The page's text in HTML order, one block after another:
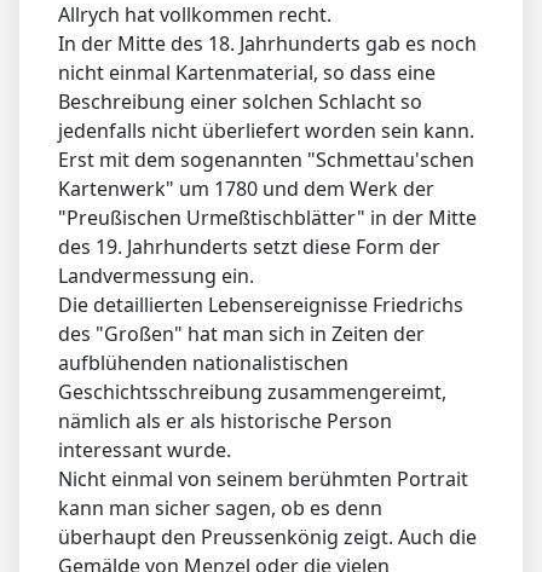
Allrych hat vollkommen recht.
In der Mitte des 18. Jahrhunderts gab es noch
nicht einmal Kartenmaterial, so dass eine
Beschreibung einer solchen Schlacht so
jedenfalls nicht überliefert worden sein kann.
Erst mit dem sogenannten "Schmettau'schen
Kartenwerk" um 1780 und dem Werk der
"Preußischen Urmeßtischblätter" in der Mitte
des 19. Jahrhunderts setzt diese Form der
Landvermessung ein.
Die detaillierten Lebensereignisse Friedrichs
des "Großen" hat man sich in Zeiten der
aufblühenden nationalistischen
Geschichtsschreibung zusammengereimt,
nämlich als er als historische Person
interessant wurde.
Nicht einmal von seinem berühmten Portrait
kann man sicher sagen, ob es denn
überhaupt den Preussenkönig zeigt. Auch die
Gemälde von Menzel oder die vielen